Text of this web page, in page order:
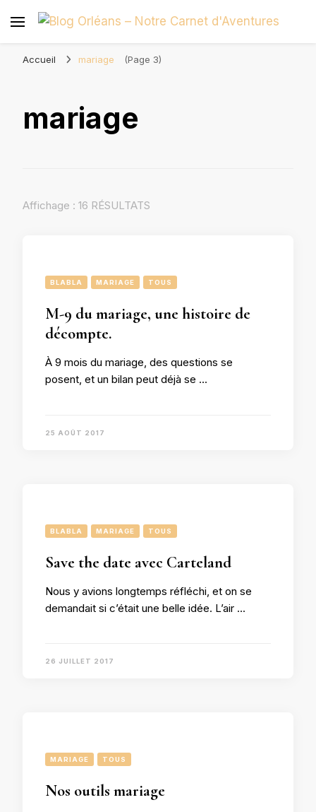
d'Aventures
Accueil mariage (Page 3)
mariage
Affichage : 16 RÉSULTATS
BLABLA MARIAGE TOUS
M-9 du mariage, une histoire de
décompte.
À 9 mois du mariage, des questions se
posent, et un bilan peut déjà se …
25 AOÛT 2017
BLABLA MARIAGE TOUS
Save the date avec Carteland
Nous y avions longtemps réfléchi, et on se
demandait si c’était une belle idée. L’air …
26 JUILLET 2017
MARIAGE TOUS
Nos outils mariage